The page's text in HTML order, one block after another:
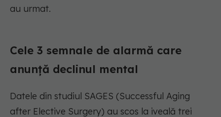
au urmat.
Cele 3 semnale de alarmă care
anunță declinul mental
Datele din studiul SAGES (Successful Aging
after Elective Surgery) au scos la iveală trei